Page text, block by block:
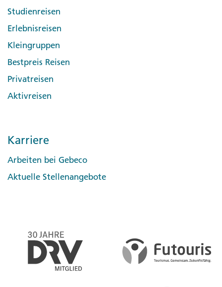
Studienreisen
Erlebnisreisen
Kleingruppen
Bestpreis Reisen
Privatreisen
Aktivreisen
Karriere
Arbeiten bei Gebeco
Aktuelle Stellenangebote